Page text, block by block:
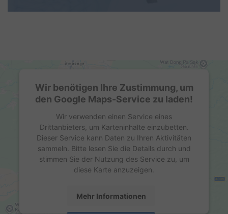
Wir benötigen Ihre Zustimmung, um
den Google Maps-Service zu laden!
Wir verwenden einen Service eines
Drittanbieters, um Karteninhalte einzubetten.
Dieser Service kann Daten zu Ihren Aktivitäten
sammeln. Bitte lesen Sie die Details durch und
stimmen Sie der Nutzung des Service zu, um
diese Karte anzuzeigen.
Mehr Informationen